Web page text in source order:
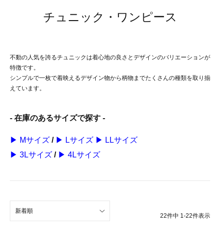
チュニック・ワンピース
不動の人気を誇るチュニックは着心地の良さとデザインのバリエーションが
特徴です。
シンプルで一枚で着映えるデザイン物から柄物までたくさんの種類を取り揃
えています。
- 在庫のあるサイズで探す -
▶ Mサイズ / ▶ Lサイズ ▶ LLサイズ
▶ 3Lサイズ / ▶ 4Lサイズ
新着順
22件中 1 -22件表示